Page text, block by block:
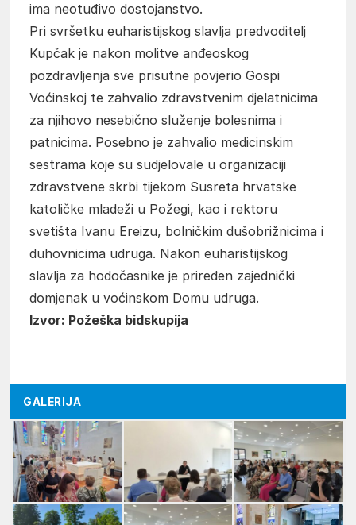
ima neotuđivo dostojanstvo.
Pri svršetku euharistijskog slavlja predvoditelj
Kupčak je nakon molitve anđeoskog
pozdravljenja sve prisutne povjerio Gospi
Voćinskoj te zahvalio zdravstvenim djelatnicima
za njihovo nesebično služenje bolesnima i
patnicima. Posebno je zahvalio medicinskim
sestrama koje su sudjelovale u organizaciji
zdravstvene skrbi tijekom Susreta hrvatske
katoličke mladeži u Požegi, kao i rektoru
svetišta Ivanu Ereizu, bolničkim dušobrižnicima i
duhovnicima udruga. Nakon euharistijskog
slavlja za hodočasnike je priređen zajednički
domjenak u voćinskom Domu udruga.
Izvor: Požeška bidskupija
GALERIJA